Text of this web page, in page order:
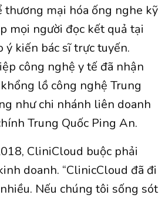
thương mại hóa ống nghe kỹ
mọi người đọc kết quả tại
ý kiến bác sĩ trực tuyến.
công nghệ y tế đã nhận
lồ công nghệ Trung
như chi nhánh liên doanh
Trung Quốc Ping An.
CliniCloud buộc phải
doanh. “ClinicCloud đã đi
Nếu chúng tôi sống sót